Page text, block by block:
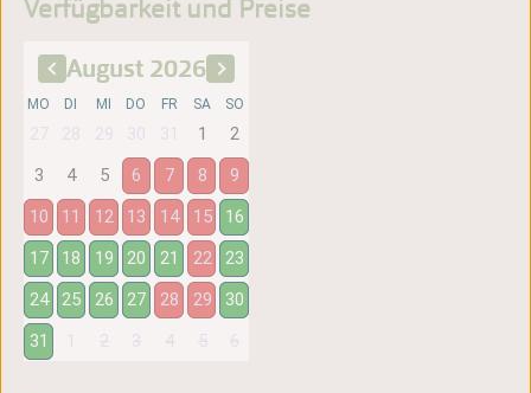
Verfügbarkeit und Preise
August 2026
MO DI MI DO FR SA SO
1
2
3
4 5 6 7 8
9
10
11 12 13 14 15
16
17
18 19 20 21 22
23
24
25 26 27 28 29
30
31